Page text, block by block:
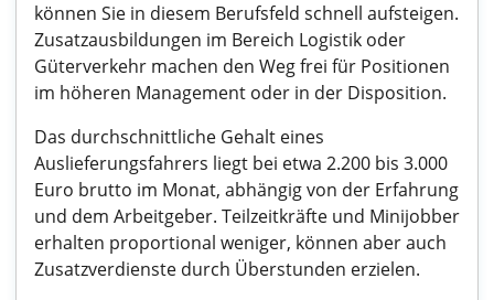
können Sie in diesem Berufsfeld schnell aufsteigen.
Zusatzausbildungen im Bereich Logistik oder
Güterverkehr machen den Weg frei für Positionen
im höheren Management oder in der Disposition.
Das durchschnittliche Gehalt eines
Auslieferungsfahrers liegt bei etwa 2.200 bis 3.000
Euro brutto im Monat, abhängig von der Erfahrung
und dem Arbeitgeber. Teilzeitkräfte und Minijobber
erhalten proportional weniger, können aber auch
Zusatzverdienste durch Überstunden erzielen.